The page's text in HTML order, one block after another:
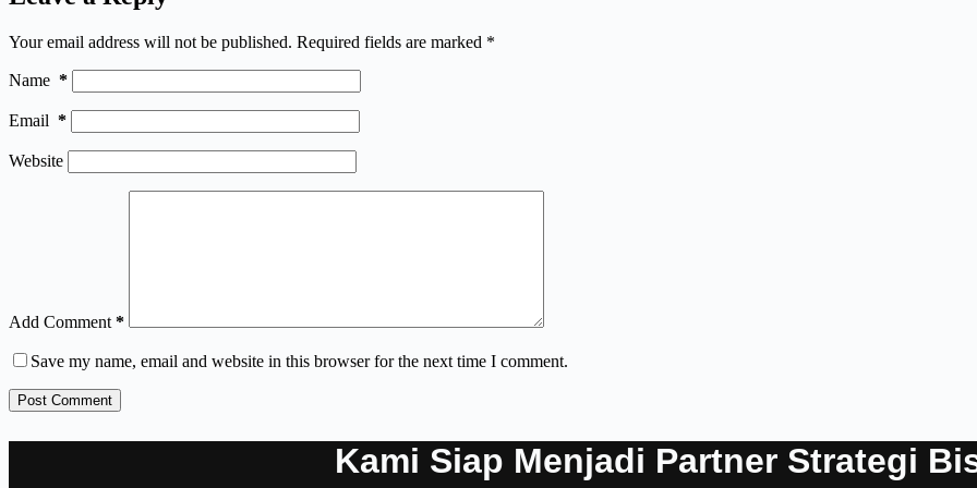
Your email address will not be published. Required fields are marked *
Name *
Email *
Website
Add Comment *
Save my name, email and website in this browser for the next time I comment.
Post Comment
Kami Siap Menjadi Partner Strategi